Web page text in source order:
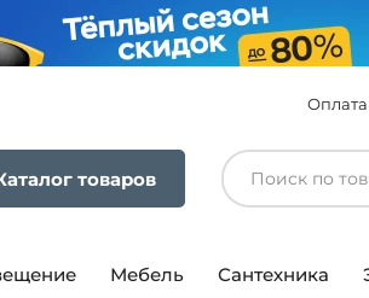
Оплата
товаров
Мебель Сантехника